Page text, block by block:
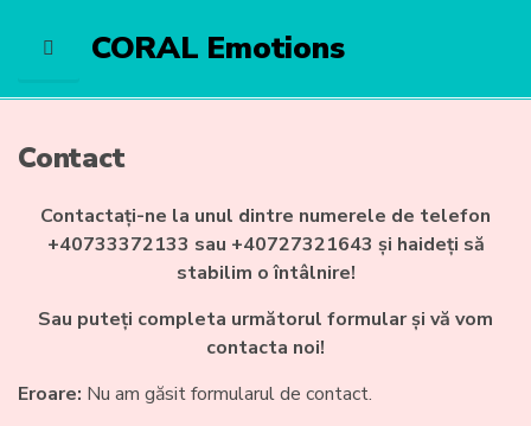
M
U
CORAL Emotions
Contact
Contactați-ne la unul dintre numerele de telefon
+40733372133 sau +40727321643 și haideți să
stabilim o întâlnire!
Sau puteți completa următorul formular și vă vom
contacta noi!
Eroare: Nu am găsit formularul de contact.